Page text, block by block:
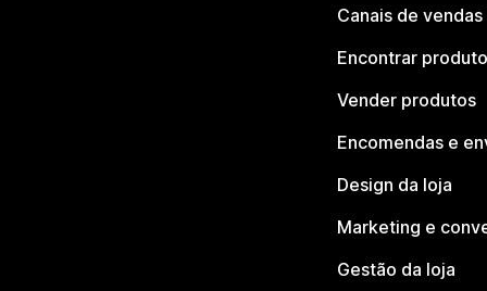
Canais de vendas
Encontrar
Vender produtos
Encomendas e
Design da loja
Marketing e
Gestão da loja